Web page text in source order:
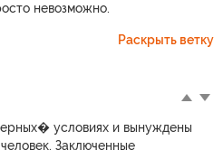
невозможно.
Раскрыть ветку
условиях и вынуждены
Заключенные